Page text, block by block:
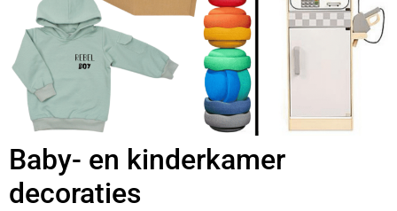
Baby- en kinderkamer
decoraties